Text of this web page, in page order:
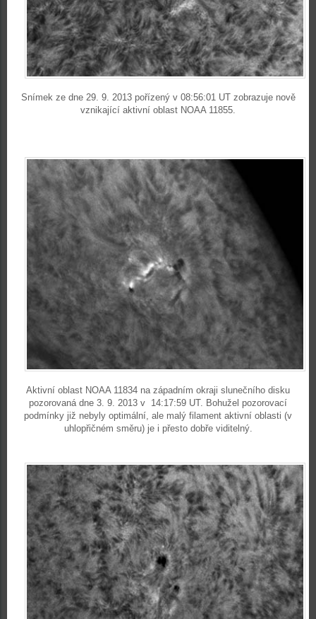
Snímek ze dne 29. 9. 2013 pořízený v 08:56:01 UT zobrazuje nově
vznikající aktivní oblast NOAA 11855.
Aktivní oblast NOAA 11834 na západním okraji slunečního disku
pozorovaná dne 3. 9. 2013 v 14:17:59 UT. Bohužel pozorovací
podmínky již nebyly optimální, ale malý filament aktivní oblasti (v
uhlopřičném směru) je i přesto dobře viditelný.